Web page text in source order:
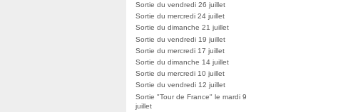
Sortie du vendredi 26 juillet
Sortie du mercredi 24 juillet
Sortie du dimanche 21 juillet
Sortie du vendredi 19 juillet
Sortie du mercredi 17 juillet
Sortie du dimanche 14 juillet
Sortie du mercredi 10 juillet
Sortie du vendredi 12 juillet
Sortie "Tour de France" le mardi 9
juillet